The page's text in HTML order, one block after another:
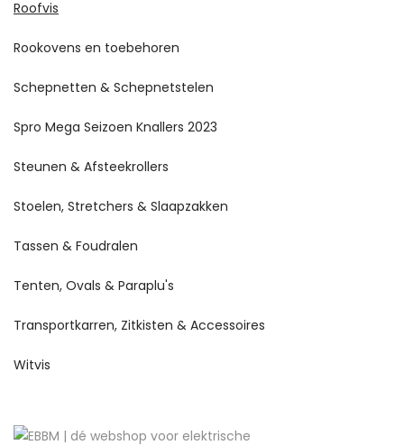
Roofvis
Rookovens en toebehoren
Schepnetten & Schepnetstelen
Spro Mega Seizoen Knallers 2023
Steunen & Afsteekrollers
Stoelen, Stretchers & Slaapzakken
Tassen & Foudralen
Tenten, Ovals & Paraplu's
Transportkarren, Zitkisten & Accessoires
Witvis